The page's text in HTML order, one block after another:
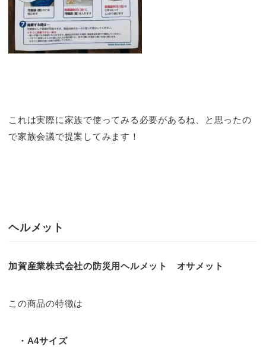
これは実際に家族で使ってみる必要があるね、と思ったの
で家族会議で提案してみます！
ヘルメット
加賀産業株式会社の防災用ヘルメット オサメット
この商品の特徴は
・A4サイズ